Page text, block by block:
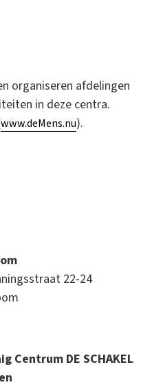
organiseren afdelingen
in deze centra.
www.deMens.nu).
22-24
Centrum DE SCHAKEL